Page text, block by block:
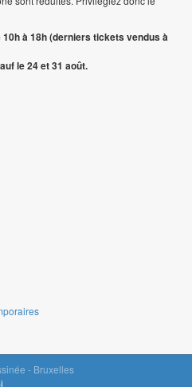
à 18h (derniers tickets vendus à
le 24 et 31 août.
- Bruxelles